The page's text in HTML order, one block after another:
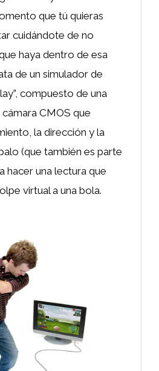
que tú quieras
cuidándote de no
haya dentro de esa
de un simulador de
compuesto de una
CMOS que
la dirección y la
(que también es parte
hacer una lectura que
virtual a una bola.